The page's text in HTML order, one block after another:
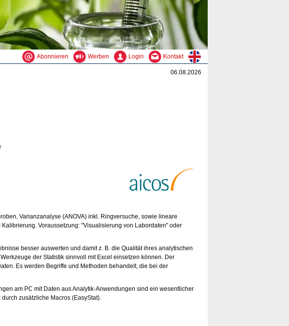
Abonnieren Werben Login Kontakt
06.08.2026
Varianzanalyse (ANOVA) inkl. Ringversuche, sowie lineare
Voraussetzung: "Visualisierung von Labordaten" oder
besser auswerten und damit z. B. die Qualität ihres analytischen
der Statistik sinnvoll mit Excel einsetzen können. Der
Es werden Begriffe und Methoden behandelt, die bei der
am PC mit Daten aus Analytik-Anwendungen sind ein wesentlicher
zusätzliche Macros (EasyStat).